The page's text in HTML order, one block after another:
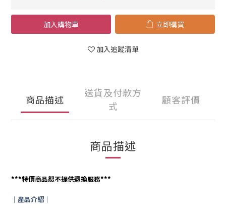
加入購物車 立即購買
加入追蹤清單
商品描述
送貨及付款方
式
顧客評價
商品描述
***特價商品恕不提供退換服務***
｜產品介紹｜